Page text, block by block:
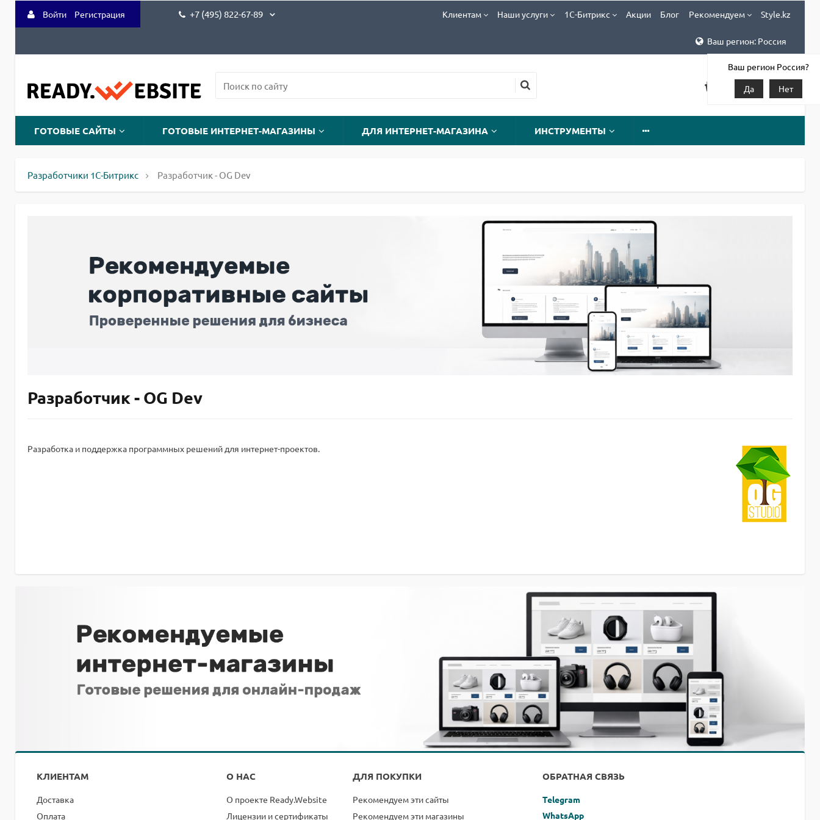
Войти Регистрация +7 (495) 822-67-89 Клиентам Наши услуги 1С-Битрикс Акции Блог Рекомендуем Style.kz
Ваш регион: Россия
Ваш регион Россия?
Да
Нет
ГОТОВЫЕ САЙТЫ ГОТОВЫЕ ИНТЕРНЕТ-МАГАЗИНЫ ДЛЯ ИНТЕРНЕТ-МАГАЗИНА ИНСТРУМЕНТЫ
Разработчики 1С-Битрикс Разработчик - OG Dev
Разработчик - OG Dev
Разработка и поддержка программных решений для интернет-проектов.
КЛИЕНТАМ О НАС ДЛЯ ПОКУПКИ ОБРАТНАЯ СВЯЗЬ
Доставка
Оплата
О проекте Ready.Website
Лицензии и сертификаты
Рекомендуем эти сайты
Рекомендуем эти магазины
Telegram
WhatsApp